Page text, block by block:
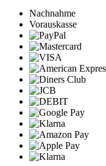
Nachnahme
Vorauskasse